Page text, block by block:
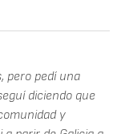
pero pedí una
diciendo que
y